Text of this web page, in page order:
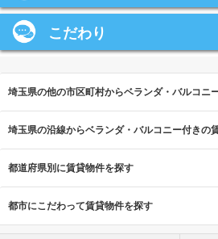
こだわり
埼玉県の他の市区町村からベランダ・バルコニ
埼玉県の沿線からベランダ・バルコニー付きの
都道府県別に賃貸物件を探す
都市にこだわって賃貸物件を探す